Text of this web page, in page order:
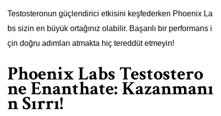
Testosteronun güçlendirici etkisini keşfederken Phoenix La
bs sizin en büyük ortağınız olabilir. Başarılı bir performans i
çin doğru adımları atmakta hiç tereddüt etmeyin!
Phoenix Labs Testostero
ne Enanthate: Kazanmanı
n Sırrı!